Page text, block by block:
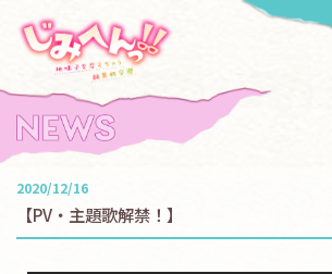
2020/12/16
【PV・主題歌解禁！】